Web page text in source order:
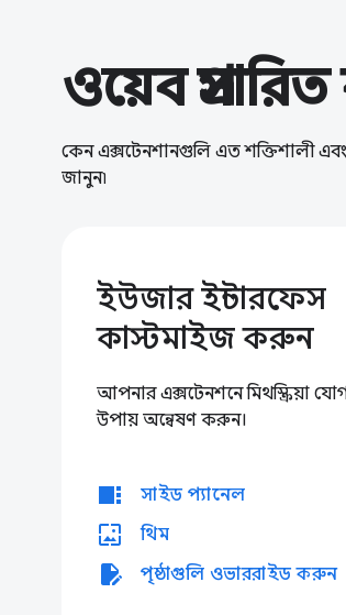
ওয়েব
কেন এক্সটেনশানগুলি এত শক্তিশালী
জানুন৷
ইউজার ইন্টারফেস
কাস্টমাইজ করুন
আপনার এক্সটেনশনে মিথস্ক্রিয়া
উপায় অন্বেষণ করুন।
view_sidebar সাইড প্যানেল
wallpaper থিম
edit_document পৃষ্ঠাগুলি ওভাররাইড করুন